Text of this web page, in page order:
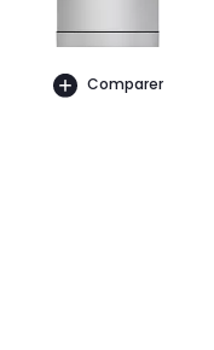
Comparer